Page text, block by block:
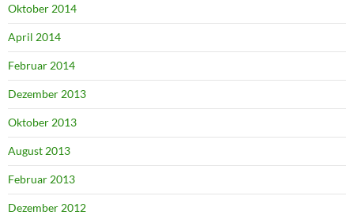
Oktober 2014
April 2014
Februar 2014
Dezember 2013
Oktober 2013
August 2013
Februar 2013
Dezember 2012